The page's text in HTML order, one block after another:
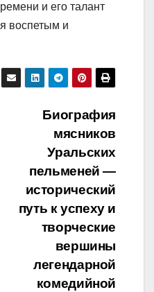
и его талант
воспетым и
Биография
мясников
Уральских
пельменей —
исторический
путь к успеху и
творческие
вершины
легендарной
комедийной